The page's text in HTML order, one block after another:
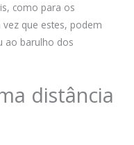
como para os
que estes, podem
ao barulho dos
distância